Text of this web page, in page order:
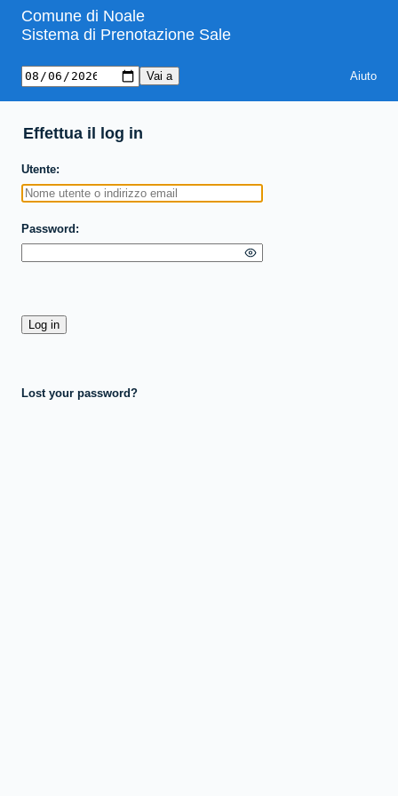
Comune di Noale
Sistema di Prenotazione Sale
Aiuto
Effettua il log in
Utente
Password
Lost your password?